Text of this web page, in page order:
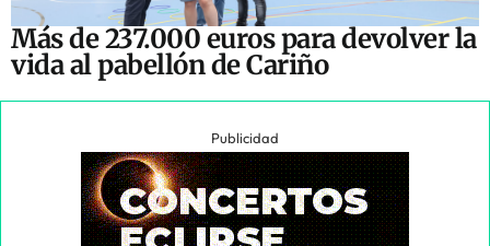
Más de 237.000 euros para devolver la
vida al pabellón de Cariño
Publicidad